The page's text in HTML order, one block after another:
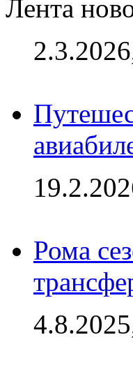
Лента
Рома